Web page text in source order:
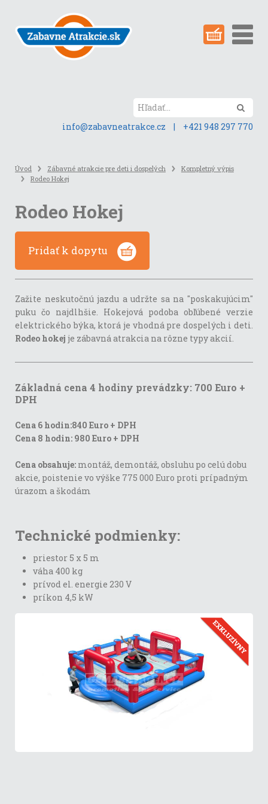
obsah
stránky
info@zabavneatrakce.cz
| +421 948 297 770
Úvod Zábavné atrakcie pre deti i dospelých
Kompletný výpis
Rodeo Hokej
Rodeo Hokej
Pridať k dopytu
Zažite neskutočnú jazdu a udržte sa na "poskakujúcim"
puku čo najdlhšie. Hokejová podoba obľúbené verzie
elektrického býka, ktorá je vhodná pre dospelých i deti.
Rodeo hokej je zábavná atrakcia na rôzne typy akcií.
Základná cena 4 hodiny prevádzky: 700 Euro +
DPH
Cena 6 hodin:840 Euro + DPH
Cena 8 hodin: 980 Euro + DPH
Cena obsahuje: montáž, demontáž, obsluhu po celú dobu
akcie, poistenie vo výške 775 000 Euro proti prípadným
úrazom a škodám
Technické podmienky:
priestor 5 x 5 m
váha 400 kg
prívod el. energie 230 V
príkon 4,5 kW